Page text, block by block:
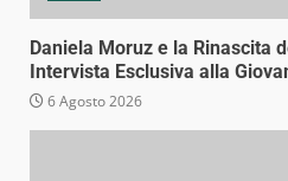
Daniela Moruz e la Rinascita
Intervista Esclusiva alla
6 Agosto 2026